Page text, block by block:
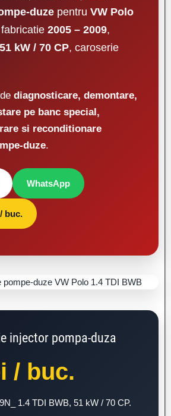
duze pentru VW Polo
2005 – 2009,
51 kW / 70 CP, caroserie
diagnosticare, demontare,
pe banc special,
si reconditionare
duze.
WhatsApp
buc.
injector pompa-duza
/ buc.
1.4 TDI BWB, 51 kW / 70 CP.